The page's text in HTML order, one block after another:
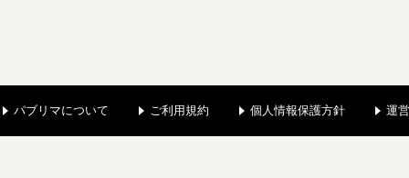
パブリマについて ご利用規約 個人情報保護方針 運